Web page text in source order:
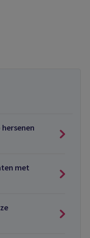
met